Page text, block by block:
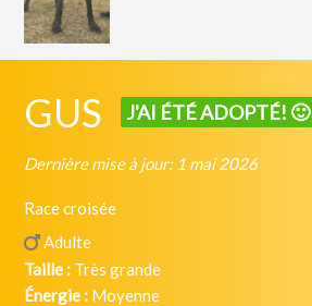
GUS J'AI ÉTÉ ADOPTÉ! 🙂
Dernière mise à jour: 1 mai 2026
Race croisée
Adulte
Taille : Très grande
Énergie : Moyenne